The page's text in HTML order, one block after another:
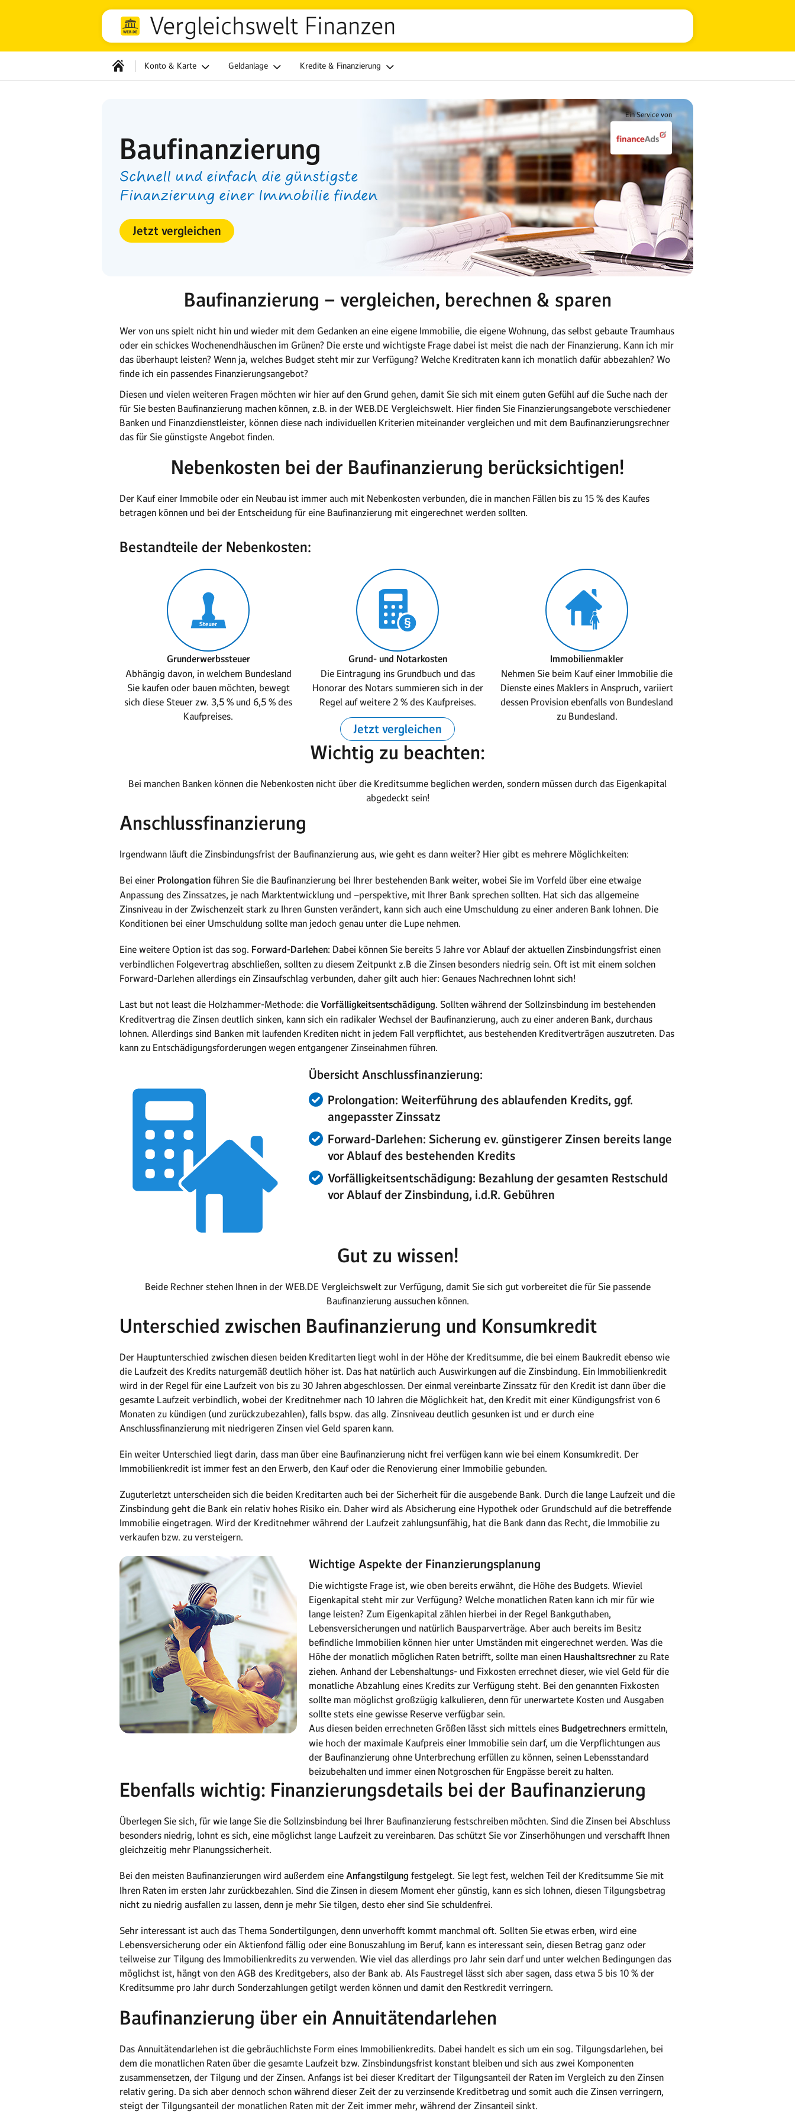
Vergleichswelt Finanzen
Konto & Karte Geldanlage Kredite & Finanzierung
Ein Service von
Baufinanzierung
Schnell und einfach die günstigste
Finanzierung einer Immobilie finden
Jetzt vergleichen
Baufinanzierung – vergleichen, berechnen & sparen
Wer von uns spielt nicht hin und wieder mit dem Gedanken an eine eigene Immobilie, die eigene Wohnung, das selbst gebaute Traumhaus
oder ein schickes Wochenendhäuschen im Grünen? Die erste und wichtigste Frage dabei ist meist die nach der Finanzierung. Kann ich mir
das überhaupt leisten? Wenn ja, welches Budget steht mir zur Verfügung? Welche Kreditraten kann ich monatlich dafür abbezahlen? Wo
finde ich ein passendes Finanzierungsangebot?
Diesen und vielen weiteren Fragen möchten wir hier auf den Grund gehen, damit Sie sich mit einem guten Gefühl auf die Suche nach der
für Sie besten Baufinanzierung machen können, z.B. in der WEB.DE Vergleichswelt. Hier finden Sie Finanzierungsangebote verschiedener
Banken und Finanzdienstleister, können diese nach individuellen Kriterien miteinander vergleichen und mit dem Baufinanzierungsrechner
das für Sie günstigste Angebot finden.
Nebenkosten bei der Baufinanzierung berücksichtigen!
Der Kauf einer Immobile oder ein Neubau ist immer auch mit Nebenkosten verbunden, die in manchen Fällen bis zu 15 % des Kaufes
betragen können und bei der Entscheidung für eine Baufinanzierung mit eingerechnet werden sollten.
Bestandteile der Nebenkosten:
Grunderwerbssteuer
Abhängig davon, in welchem Bundesland
Sie kaufen oder bauen möchten, bewegt
sich diese Steuer zw. 3,5 % und 6,5 % des
Kaufpreises.
Grund- und Notarkosten
Die Eintragung ins Grundbuch und das
Honorar des Notars summieren sich in der
Regel auf weitere 2 % des Kaufpreises.
Jetzt vergleichen
Immobilienmakler
Nehmen Sie beim Kauf einer Immobilie die
Dienste eines Maklers in Anspruch, variiert
dessen Provision ebenfalls von Bundesland
zu Bundesland.
Wichtig zu beachten:
Bei manchen Banken können die Nebenkosten nicht über die Kreditsumme beglichen werden, sondern müssen durch das Eigenkapital
abgedeckt sein!
Anschlussfinanzierung
Irgendwann läuft die Zinsbindungsfrist der Baufinanzierung aus, wie geht es dann weiter? Hier gibt es mehrere Möglichkeiten:
Bei einer Prolongation führen Sie die Baufinanzierung bei Ihrer bestehenden Bank weiter, wobei Sie im Vorfeld über eine etwaige
Anpassung des Zinssatzes, je nach Marktentwicklung und –perspektive, mit Ihrer Bank sprechen sollten. Hat sich das allgemeine
Zinsniveau in der Zwischenzeit stark zu Ihren Gunsten verändert, kann sich auch eine Umschuldung zu einer anderen Bank lohnen. Die
Konditionen bei einer Umschuldung sollte man jedoch genau unter die Lupe nehmen.
Eine weitere Option ist das sog. Forward-Darlehen: Dabei können Sie bereits 5 Jahre vor Ablauf der aktuellen Zinsbindungsfrist einen
verbindlichen Folgevertrag abschließen, sollten zu diesem Zeitpunkt z.B die Zinsen besonders niedrig sein. Oft ist mit einem solchen
Forward-Darlehen allerdings ein Zinsaufschlag verbunden, daher gilt auch hier: Genaues Nachrechnen lohnt sich!
Last but not least die Holzhammer-Methode: die Vorfälligkeitsentschädigung. Sollten während der Sollzinsbindung im bestehenden
Kreditvertrag die Zinsen deutlich sinken, kann sich ein radikaler Wechsel der Baufinanzierung, auch zu einer anderen Bank, durchaus
lohnen. Allerdings sind Banken mit laufenden Krediten nicht in jedem Fall verpflichtet, aus bestehenden Kreditverträgen auszutreten. Das
kann zu Entschädigungsforderungen wegen entgangener Zinseinahmen führen.
Übersicht Anschlussfinanzierung:
Prolongation: Weiterführung des ablaufenden Kredits, ggf.
angepasster Zinssatz
Forward-Darlehen: Sicherung ev. günstigerer Zinsen bereits lange
vor Ablauf des bestehenden Kredits
Vorfälligkeitsentschädigung: Bezahlung der gesamten Restschuld
vor Ablauf der Zinsbindung, i.d.R. Gebühren
Gut zu wissen!
Beide Rechner stehen Ihnen in der WEB.DE Vergleichswelt zur Verfügung, damit Sie sich gut vorbereitet die für Sie passende
Baufinanzierung aussuchen können.
Unterschied zwischen Baufinanzierung und Konsumkredit
Der Hauptunterschied zwischen diesen beiden Kreditarten liegt wohl in der Höhe der Kreditsumme, die bei einem Baukredit ebenso wie
die Laufzeit des Kredits naturgemäß deutlich höher ist. Das hat natürlich auch Auswirkungen auf die Zinsbindung. Ein Immobilienkredit
wird in der Regel für eine Laufzeit von bis zu 30 Jahren abgeschlossen. Der einmal vereinbarte Zinssatz für den Kredit ist dann über die
gesamte Laufzeit verbindlich, wobei der Kreditnehmer nach 10 Jahren die Möglichkeit hat, den Kredit mit einer Kündigungsfrist von 6
Monaten zu kündigen (und zurückzubezahlen), falls bspw. das allg. Zinsniveau deutlich gesunken ist und er durch eine
Anschlussfinanzierung mit niedrigeren Zinsen viel Geld sparen kann.
Ein weiter Unterschied liegt darin, dass man über eine Baufinanzierung nicht frei verfügen kann wie bei einem Konsumkredit. Der
Immobilienkredit ist immer fest an den Erwerb, den Kauf oder die Renovierung einer Immobilie gebunden.
Zuguterletzt unterscheiden sich die beiden Kreditarten auch bei der Sicherheit für die ausgebende Bank. Durch die lange Laufzeit und die
Zinsbindung geht die Bank ein relativ hohes Risiko ein. Daher wird als Absicherung eine Hypothek oder Grundschuld auf die betreffende
Immobilie eingetragen. Wird der Kreditnehmer während der Laufzeit zahlungsunfähig, hat die Bank dann das Recht, die Immobilie zu
verkaufen bzw. zu versteigern.
Wichtige Aspekte der Finanzierungsplanung
Die wichtigste Frage ist, wie oben bereits erwähnt, die Höhe des Budgets. Wieviel
Eigenkapital steht mir zur Verfügung? Welche monatlichen Raten kann ich mir für wie
lange leisten? Zum Eigenkapital zählen hierbei in der Regel Bankguthaben,
Lebensversicherungen und natürlich Bausparverträge. Aber auch bereits im Besitz
befindliche Immobilien können hier unter Umständen mit eingerechnet werden. Was die
Höhe der monatlich möglichen Raten betrifft, sollte man einen Haushaltsrechner zu Rate
ziehen. Anhand der Lebenshaltungs- und Fixkosten errechnet dieser, wie viel Geld für die
monatliche Abzahlung eines Kredits zur Verfügung steht. Bei den genannten Fixkosten
sollte man möglichst großzügig kalkulieren, denn für unerwartete Kosten und Ausgaben
sollte stets eine gewisse Reserve verfügbar sein.
Aus diesen beiden errechneten Größen lässt sich mittels eines Budgetrechners ermitteln,
wie hoch der maximale Kaufpreis einer Immobilie sein darf, um die Verpflichtungen aus
der Baufinanzierung ohne Unterbrechung erfüllen zu können, seinen Lebensstandard
beizubehalten und immer einen Notgroschen für Engpässe bereit zu halten.
Ebenfalls wichtig: Finanzierungsdetails bei der Baufinanzierung
Überlegen Sie sich, für wie lange Sie die Sollzinsbindung bei Ihrer Baufinanzierung festschreiben möchten. Sind die Zinsen bei Abschluss
besonders niedrig, lohnt es sich, eine möglichst lange Laufzeit zu vereinbaren. Das schützt Sie vor Zinserhöhungen und verschafft Ihnen
gleichzeitig mehr Planungssicherheit.
Bei den meisten Baufinanzierungen wird außerdem eine Anfangstilgung festgelegt. Sie legt fest, welchen Teil der Kreditsumme Sie mit
Ihren Raten im ersten Jahr zurückbezahlen. Sind die Zinsen in diesem Moment eher günstig, kann es sich lohnen, diesen Tilgungsbetrag
nicht zu niedrig ausfallen zu lassen, denn je mehr Sie tilgen, desto eher sind Sie schuldenfrei.
Sehr interessant ist auch das Thema Sondertilgungen, denn unverhofft kommt manchmal oft. Sollten Sie etwas erben, wird eine
Lebensversicherung oder ein Aktienfond fällig oder eine Bonuszahlung im Beruf, kann es interessant sein, diesen Betrag ganz oder
teilweise zur Tilgung des Immobilienkredits zu verwenden. Wie viel das allerdings pro Jahr sein darf und unter welchen Bedingungen das
möglichst ist, hängt von den AGB des Kreditgebers, also der Bank ab. Als Faustregel lässt sich aber sagen, dass etwa 5 bis 10 % der
Kreditsumme pro Jahr durch Sonderzahlungen getilgt werden können und damit den Restkredit verringern.
Baufinanzierung über ein Annuitätendarlehen
Das Annuitätendarlehen ist die gebräuchlichste Form eines Immobilienkredits. Dabei handelt es sich um ein sog. Tilgungsdarlehen, bei
dem die monatlichen Raten über die gesamte Laufzeit bzw. Zinsbindungsfrist konstant bleiben und sich aus zwei Komponenten
zusammensetzen, der Tilgung und der Zinsen. Anfangs ist bei dieser Kreditart der Tilgungsanteil der Raten im Vergleich zu den Zinsen
relativ gering. Da sich aber dennoch schon während dieser Zeit der zu verzinsende Kreditbetrag und somit auch die Zinsen verringern,
steigt der Tilgungsanteil der monatlichen Raten mit der Zeit immer mehr, während der Zinsanteil sinkt.